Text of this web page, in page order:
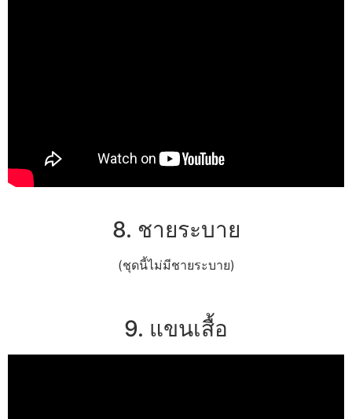
8. ชายระบาย
(ชุดนี้ไม่มีชายระบาย)
9. แขนเสื้อ